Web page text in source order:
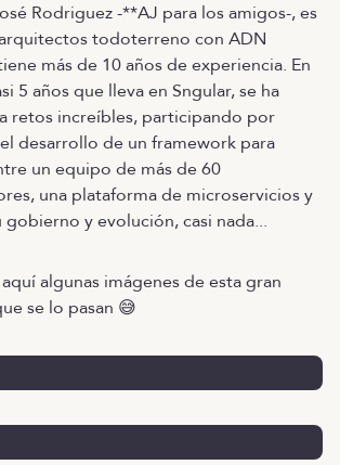
Rodriguez -**AJ para los amigos-, es
todoterreno con ADN
más de 10 años de experiencia. En
5 años que lleva en Sngular, se ha
retos increíbles, participando por
desarrollo de un framework para
un equipo de más de 60
una plataforma de microservicios y
gobierno y evolución, casi nada...
algunas imágenes de esta gran
se lo pasan 😅